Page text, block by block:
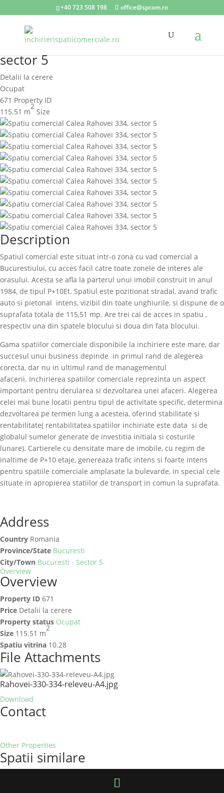
+40 723 508 198 office@spcom.ro
Spatiu comercial Calea Rahovei 334,
sector 5
Detalii la cerere
Ocupat
671 Property ID
115.51 m
2
Size
Description
Spatiul comercial este situat intr-o zona cu vad comercial a
Bucurestiului, cu acces facil catre toate zonele de interes ale
orasului. Acesta se afla la parterul unui imobil construit in anul
1984, de tipul P+10Et. Spatiul este pozitionat stradal, avand trafic
auto si pietonal intens, vizibil din toate unghiurile, si dispune de o
suprafata totala de 115,51 mp. Are trei cai de acces in spatiu ,
respectiv una din spatele blocului si doua din fata blocului.
Gama spatiilor comerciale disponibile la inchiriere este mare, dar
succesul unui business depinde in primul rand de alegerea
corecta, dar nu in ultimul rand de managementul
afacerii. Inchirierea spatiilor comerciale reprezinta un aspect
important pentru derularea si dezvoltarea unei afaceri. Alegerea
celei mai bune locatii pentru tipul de activitate specific, determina
dezvoltarea pe termen lung a acesteia, oferind stabilitate si
rentabilitate( rentabilitatea spatiilor inchiriate este data si de
globalul sumelor generate de investitia initiala si costurile
lunare). Cartierele cu densitate mare de imobile, cu regim de
inaltime de P+10 etaje, genereaza trafic intens si foarte intens
pentru spatiile comerciale amplasate la bulevarde, in special cele
situate in apropierea statiilor de transport in comun la suprafata.
Address
Country Romania
Province/State Bucuresti
City/Town Bucuresti - Sector 5
Overview
Overview
Property ID 671
Price Detalii la cerere
Property status Ocupat
Size 115.51 m
2
Spatiu vitrina 10.28
File Attachments
Rahovei-330-334-releveu-A4.jpg
Download
Contact
Other Properties
Spatii similare